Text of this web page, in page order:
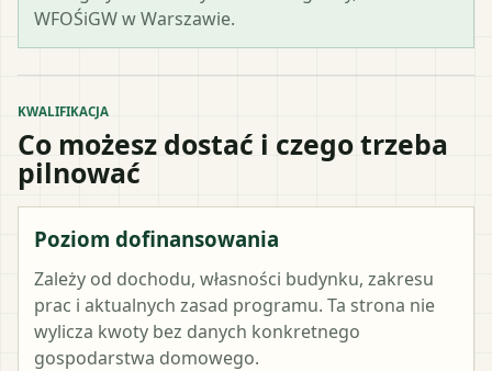
WFOŚiGW w Warszawie.
KWALIFIKACJA
Co możesz dostać i czego trzeba
pilnować
Poziom dofinansowania
Zależy od dochodu, własności budynku, zakresu
prac i aktualnych zasad programu. Ta strona nie
wylicza kwoty bez danych konkretnego
gospodarstwa domowego.